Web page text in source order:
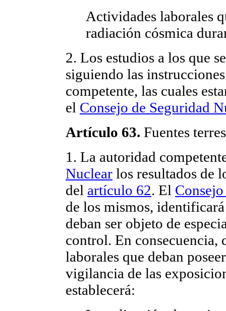
Actividades laborales
radiación cósmica
2. Los estudios a los que
siguiendo las
competente, las cuales
el Consejo de Seguridad
Artículo 63. Fuentes
1. La autoridad
Nuclear los resultados de
del artículo 62. El
de los mismos,
deban ser objeto de
control. En consecuencia,
laborales que deban
vigilancia de las
establecerá: